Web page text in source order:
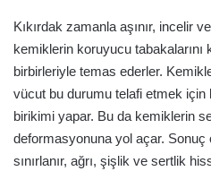
Kıkırdak zamanla aşınır, incelir
kemiklerin koruyucu
birbirleriyle temas ederler.
vücut bu durumu telafi etmek
birikimi yapar. Bu da kemiklerin
deformasyonuna yol açar.
sınırlanır, ağrı, şişlik ve sertlik